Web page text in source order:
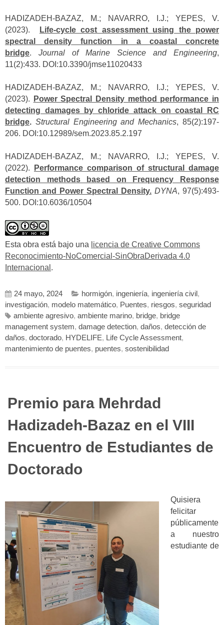
HADIZADEH-BAZAZ, M.; NAVARRO, I.J.; YEPES, V.
(2023).
Life-cycle cost assessment using the power
spectral density function in a coastal concrete
bridge. Journal of Marine Science and Engineering,
11(2):433. DOI:10.3390/jmse11020433
HADIZADEH-BAZAZ, M.; NAVARRO, I.J.; YEPES, V.
(2023).
Power Spectral Density method performance in
detecting damages by chloride attack on coastal RC
bridge. Structural Engineering and Mechanics, 85(2):197-
206. DOI:10.12989/sem.2023.85.2.197
HADIZADEH-BAZAZ, M.; NAVARRO, I.J.; YEPES, V.
(2022).
Performance comparison of structural damage
detection methods based on Frequency Response
Function and Power Spectral Density. DYNA, 97(5):493-
500. DOI:10.6036/10504
Esta obra está bajo una licencia de Creative Commons
Reconocimiento-NoComercial-SinObraDerivada 4.0
Internacional .
24 mayo, 2024 hormigón, ingeniería, ingeniería civil ,
investigación, modelo matemático, Puentes, riesgos, seguridad
ambiente agresivo, ambiente marino, bridge, bridge
management system, damage detection, daños, detección de
daños, doctorado, HYDELIFE, Life Cycle Assessment,
mantenimiento de puentes, puentes, sostenibilidad
Premio para Mehrdad
Hadizadeh-Bazaz en el VIII
Encuentro de Estudiantes de
Doctorado
Quisiera
felicitar
públicamente
a nuestro
estudiante de